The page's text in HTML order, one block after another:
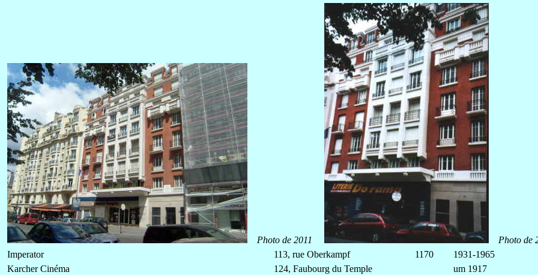
Photo de 2011
Photo de
Imperator
113, rue Oberkampf 1170
1931-1965
Karcher Cinéma
124, Faubourg du Temple
um 1917